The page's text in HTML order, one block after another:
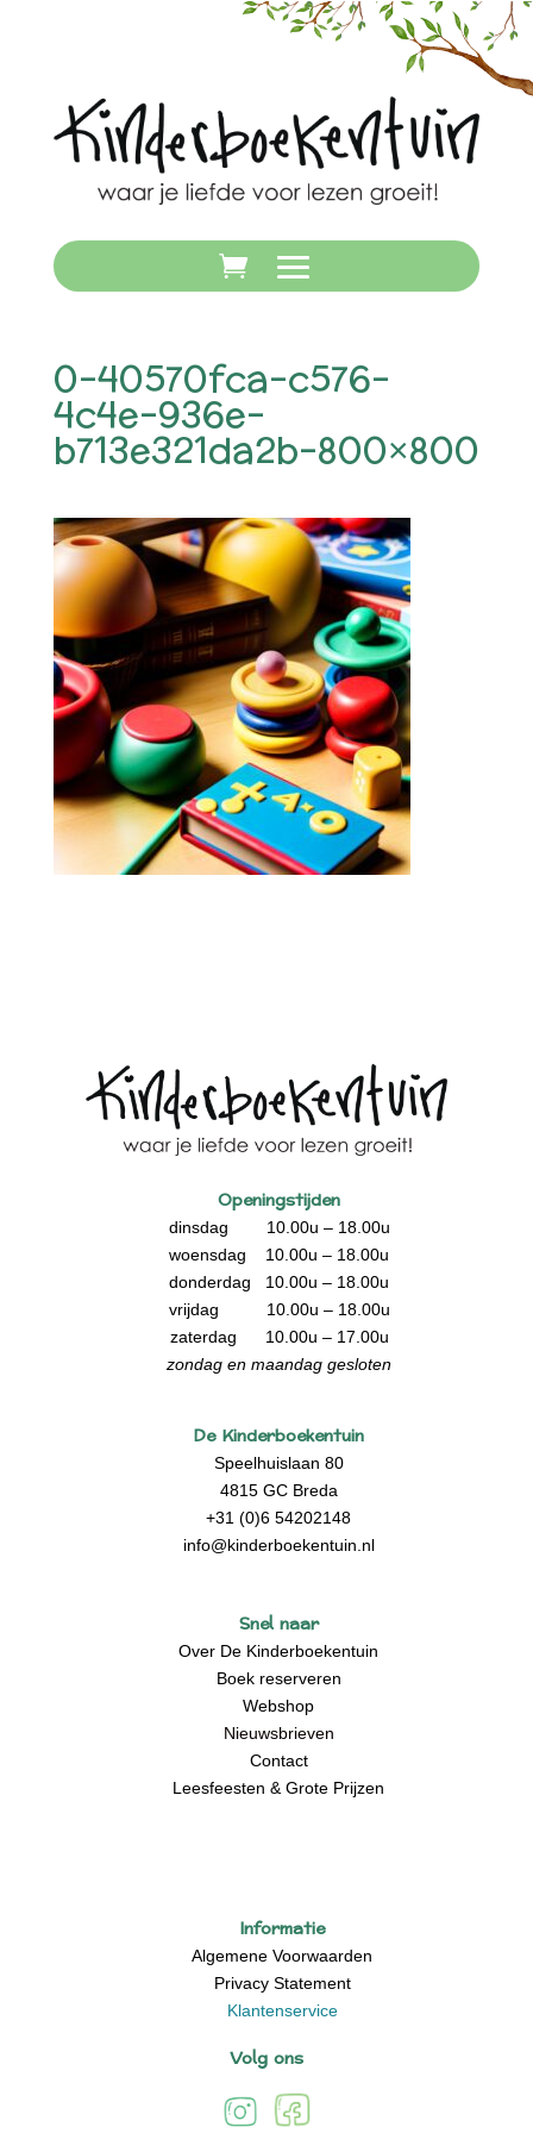
0-40570fca-c576-
4c4e-936e-
b713e321da2b-800×800
Openingstijden
dinsdag 10.00u – 18.00u
woensdag 10.00u – 18.00u
donderdag 10.00u – 18.00u
vrijdag 10.00u – 18.00u
zaterdag 10.00u – 17.00u
zondag en maandag gesloten
De Kinderboekentuin
Speelhuislaan 80
4815 GC Breda
+31 (0)6 54202148
info@kinderboekentuin.nl
Snel naar
Over De Kinderboekentuin
Boek reserveren
Webshop
Nieuwsbrieven
Contact
Leesfeesten & Grote Prijzen
Informatie
Algemene Voorwaarden
Privacy Statement
Klantenservice
Volg ons